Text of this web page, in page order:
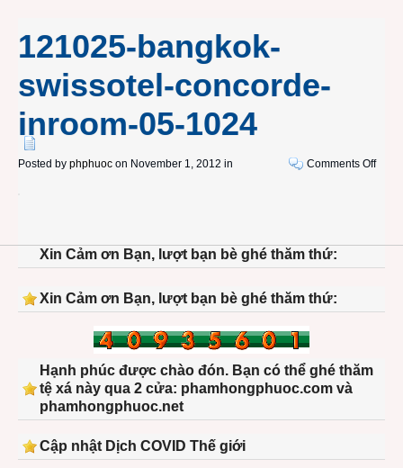
121025-bangkok-
swissotel-concorde-
inroom-05-1024
Posted by phphuoc on November 1, 2012 in Comments Offon
05-
Xin Cảm ơn Bạn, lượt bạn bè ghé thăm thứ:
Xin Cảm ơn Bạn, lượt bạn bè ghé thăm thứ:
Hạnh phúc được chào đón. Bạn có thể ghé thăm
tệ xá này qua 2 cửa: phamhongphuoc.com và
phamhongphuoc.net
Cập nhật Dịch COVID Thế giới